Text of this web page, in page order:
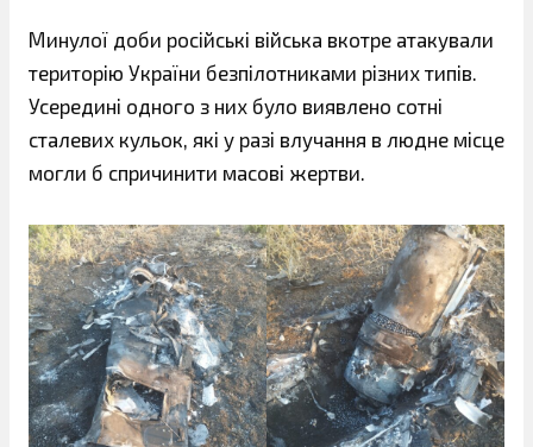
Минулої доби російські війська вкотре атакували
територію України безпілотниками різних типів.
Усередині одного з них було виявлено сотні
сталевих кульок, які у разі влучання в людне місце
могли б спричинити масові жертви.